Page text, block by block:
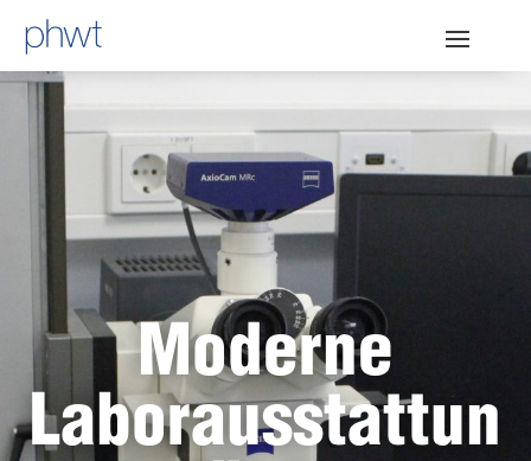
Moderne
Laborausstattun